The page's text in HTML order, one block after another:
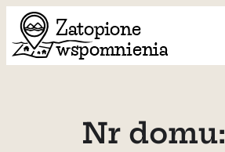
Przejdź
do
treści
Nr domu: